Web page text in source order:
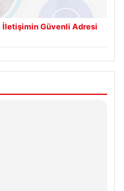
Güvenli Adresi